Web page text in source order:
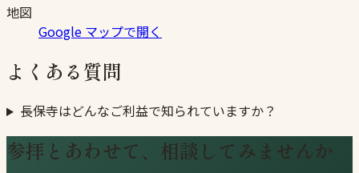
地図
Google マップで開く
よくある質問
長保寺はどんなご利益で知られていますか？
参拝とあわせて、相談してみませんか